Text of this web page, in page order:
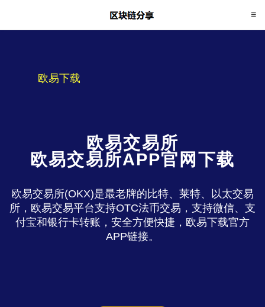
欧易下载
欧易交易所
欧易交易所APP官网下载
欧易交易所(OKX)是最老牌的比特、莱特、以太交易
所，欧易交易平台支持OTC法币交易，支持微信、支
付宝和银行卡转账，安全方便快捷，欧易下载官方
APP链接。